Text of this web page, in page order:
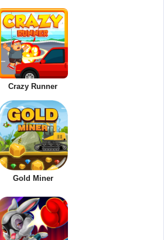
Crazy Runner
Gold Miner